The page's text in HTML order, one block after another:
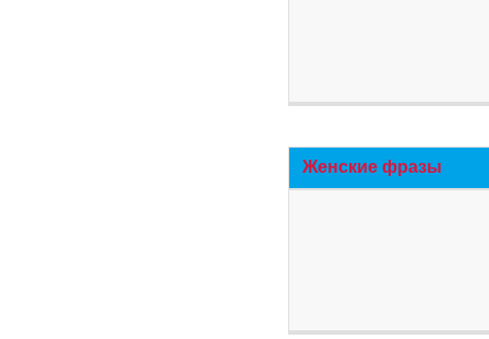
Женские фразы